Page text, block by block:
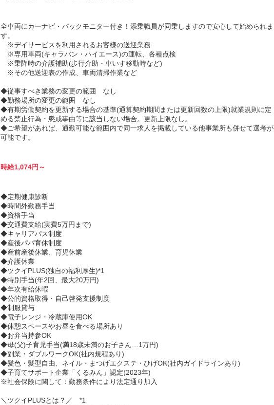
全車両にカーナビ・バックモニター付き！添乗職員が同乗しますので安心して始められま
す。
※デイサービスを利用されるお客様の送迎業務
※専用車両(キャラバン・ハイエース)の運転、各種点検
※乗降時の介護補助(歩行介助・車いす移動時など)
※その他送迎表の作成、車両清掃作業など
◆従事すべき業務の変更の範囲 なし
◆勤務場所の変更の範囲 なし
◆有期労働契約を更新する場合の基準(通算契約期間または更新回数の上限)就業規則に定
める禁止行為・懲戒事由等に該当しない場合。更新上限なし。
◆ご希望があれば、通勤可能な範囲内で同一求人を掲載している他事業所も併せて選考が
可能です。
時給1,074円～
◆定期健康診断
◆時間外勤務手当
◆資格手当
◆交通費支給(実費5万円まで)
◆キャリアパス制度
◆産後パパ育休制度
◆産前産後休業、育児休業
◆介護休業
◆ツクイPLUS(独自の福利厚生)*1
◆特別手当(年2回、最大20万円)
◆年次有給休暇
◆公的資格取得・自己啓発支援制度
◆制服貸与
◆電子レンジ・冷蔵庫使用OK
◆休憩スペースやお昼を食べる場所あり
◆お弁当持参OK
◆母(父)子育児手当(満18歳未満のお子さん…1万円)
◆副業・ダブルワークOK(社内規程あり)
◆髪色・髪型自由、ネイル・まつげエクステ・ひげOK(社内ガイドラインあり)
◆子育てサポート企業「くるみん」認定(2023年)
※社会保険に関して：勤務条件により法定通り加入
＼ツクイPLUSとは？／ *1